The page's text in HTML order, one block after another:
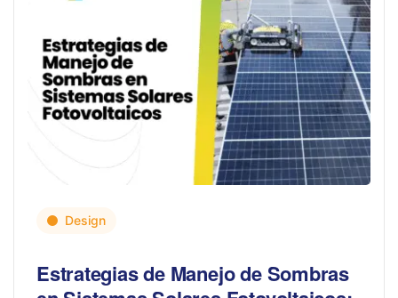
Design
Estrategias de Manejo de Sombras